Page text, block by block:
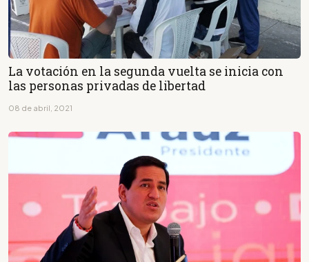
La votación en la segunda vuelta se inicia con
las personas privadas de libertad
08 de abril, 2021